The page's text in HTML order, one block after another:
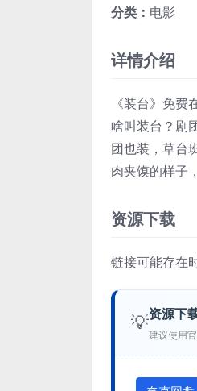
分类： 电影
详情介绍
《装台》免
啥叫装台？剧
团也装，草台
肉夹馍的样子
资源下载
链接可能存在
💡资源下
建议使用